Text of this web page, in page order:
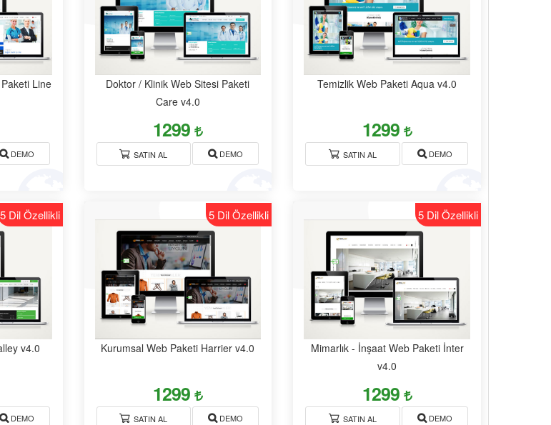
Line
DEMO
Doktor / Klinik Web Sitesi Paketi
Care v4.0
1299
SATIN AL DEMO
Temizlik Web Paketi Aqua v4.0
1299
SATIN AL DEMO
5 Dil Özellikli
v4.0
DEMO
5 Dil Özellikli
Kurumsal Web Paketi Harrier v4.0
1299
SATIN AL DEMO
5 Dil Özellikli
Mimarlık - İnşaat Web Paketi İnter
v4.0
1299
SATIN AL DEMO